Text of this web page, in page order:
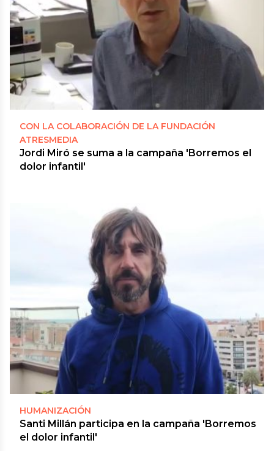
CON LA COLABORACIÓN DE LA FUNDACIÓN
ATRESMEDIA
Jordi Miró se suma a la campaña 'Borremos el
dolor infantil'
HUMANIZACIÓN
Santi Millán participa en la campaña 'Borremos
el dolor infantil'